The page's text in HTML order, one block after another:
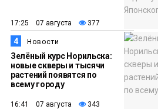
Общество
Как в
помогают
из
центра
жизни
17:25 07 августа 377
4 Новости
Зелёный курс Норильска:
новые скверы и тысячи
растений появятся по
всему городу
16:41 07 августа 343